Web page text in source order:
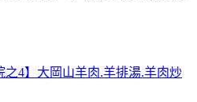
之4】大岡山羊肉.羊排湯.羊肉炒